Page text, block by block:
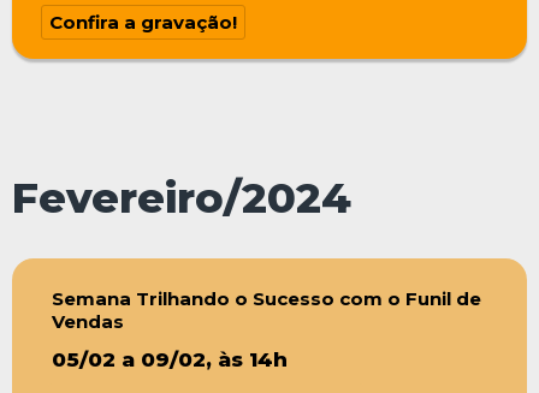
Confira a gravação!
Fevereiro/2024
Semana Trilhando o Sucesso com o Funil de
Vendas
05/02 a 09/02, às 14h